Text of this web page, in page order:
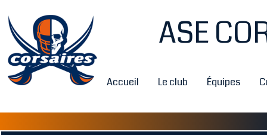
ASE
Accueil Le club Équipes